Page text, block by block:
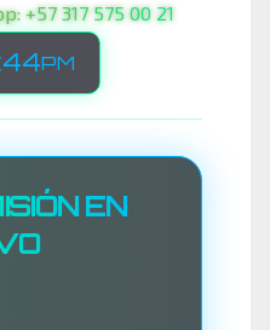
+57 317 575 00 21
PM
EN